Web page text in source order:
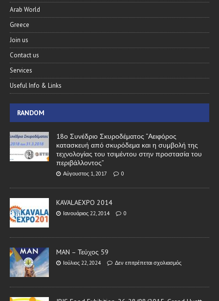
Arab World
Greece
Join us
Contact us
Services
Useful Info & Links
RANDOM
18ο Συνέδριο Σκυροδέματος “Αειφόρος
κατασκευή από σκυρόδεμα και η συμβολή της
τεχνολογίας του τσιμέντου στην προστασία του
περιβάλλοντος”
Αύγουστος 1, 2017 0
KAVALAEXPO 2014
Ιανουάριος 22, 2014 0
MAN – Τεύχος 59
Ιούλιος 22, 2024 Δεν επιτρέπεται σχολιασμός